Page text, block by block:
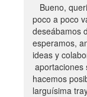
Bueno,
poco a poco
deseábamos
esperamos,
ideas y
aportaciones
hacemos
larguísima